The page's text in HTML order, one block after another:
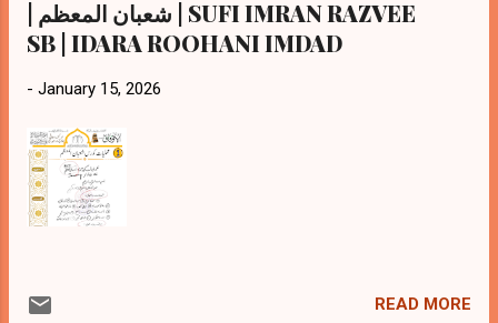
SB | IDARA ROOHANI IMDAD
- January 15, 2026
READ MORE